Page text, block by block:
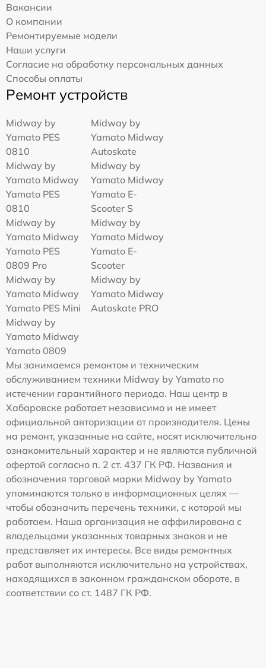
Вакансии
О компании
Ремонтируемые модели
Наши услуги
Согласие на обработку персональных данных
Способы оплаты
Ремонт устройств
Midway by
Yamato PES
0810
Midway by
Yamato Midway
Autoskate
Midway by
Yamato Midway
Yamato PES
0810
Midway by
Yamato Midway
Yamato E-
Scooter S
Midway by
Yamato Midway
Yamato PES
0809 Pro
Midway by
Yamato Midway
Yamato E-
Scooter
Midway by
Yamato Midway
Yamato PES Mini
Midway by
Yamato Midway
Autoskate PRO
Midway by
Yamato Midway
Yamato 0809
Мы занимаемся ремонтом и техническим
обслуживанием техники Midway by Yamato по
истечении гарантийного периода. Наш центр в
Хабаровске работает независимо и не имеет
официальной авторизации от производителя. Цены
на ремонт, указанные на сайте, носят исключительно
ознакомительный характер и не являются публичной
офертой согласно п. 2 ст. 437 ГК РФ. Названия и
обозначения торговой марки Midway by Yamato
упоминаются только в информационных целях —
чтобы обозначить перечень техники, с которой мы
работаем. Наша организация не аффилирована с
владельцами указанных товарных знаков и не
представляет их интересы. Все виды ремонтных
работ выполняются исключительно на устройствах,
находящихся в законном гражданском обороте, в
соответствии со ст. 1487 ГК РФ.